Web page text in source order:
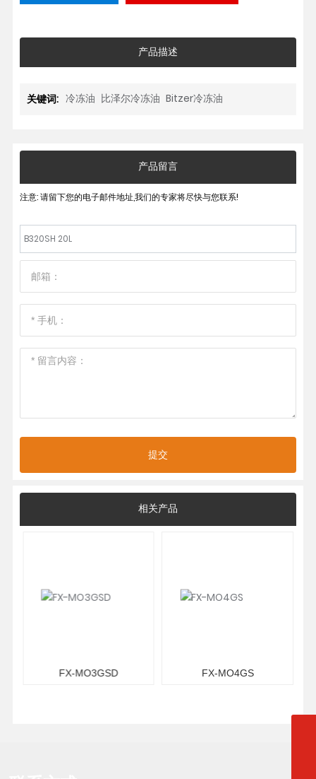
产品描述
关键词: 冷冻油 比泽尔冷冻油 Bitzer冷冻油
产品留言
注意: 请留下您的电子邮件地址,我们的专家将尽快与您联系!
B320SH 20L
提交
相关产品
FX-MO3GSD FX-MO4GS